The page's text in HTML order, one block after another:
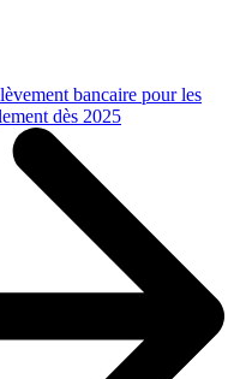
bancaire pour les
dès 2025